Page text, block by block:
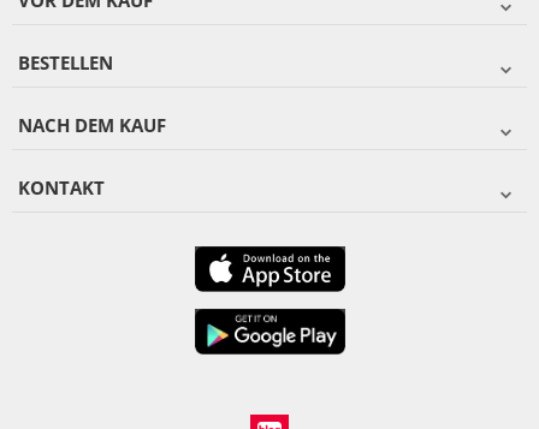
BESTELLEN
NACH DEM KAUF
KONTAKT